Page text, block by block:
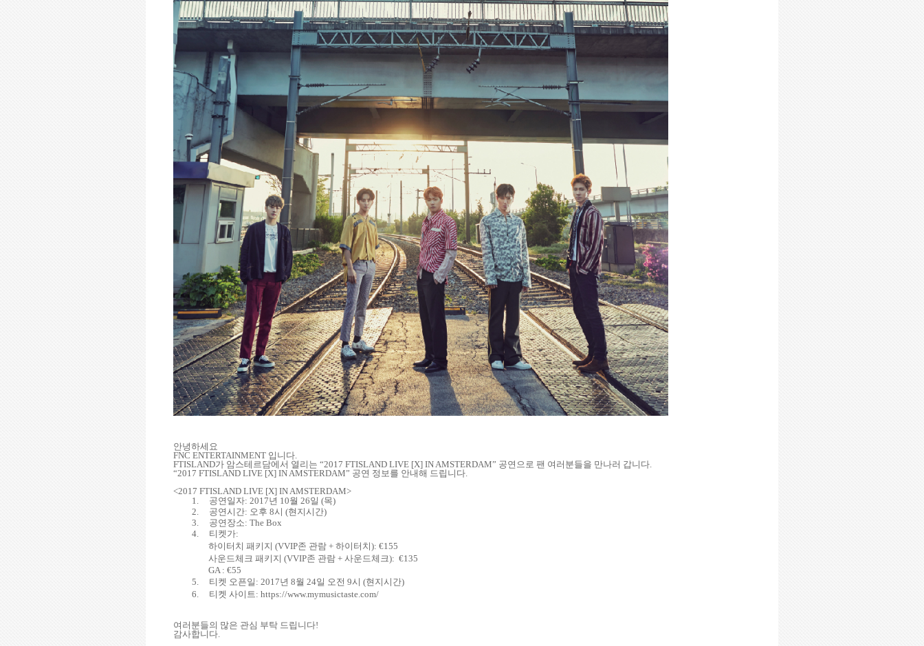
안녕하세요
FNC ENTERTAINMENT 입니다.
FTISLAND가 암스테르담에서 열리는 “2017 FTISLAND LIVE [X] IN AMSTERDAM” 공연으로 팬 여러분들을 만나러 갑니다.
“2017 FTISLAND LIVE [X] IN AMSTERDAM” 공연 정보를 안내해 드립니다.
<2017 FTISLAND LIVE [X] IN AMSTERDAM>
1.
공연일자: 2017년 10월 26일 (목)
2.
공연시간: 오후 8시 (현지시간)
3.
공연장소: The Box
4.
티켓가:
하이터치 패키지 (VVIP존 관람+ 하이터치): €155
사운드체크 패키지 (VVIP존 관람+ 사운드체크): €135
GA : €55
5.
티켓 오픈일 : 2017년 8월 24일 오전 9시 (현지시간)
6.
티켓 사이트: https://www.mymusictaste.com/
여러분들의 많은 관심 부탁 드립니다!
감사합니다.